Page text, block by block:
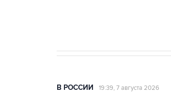
В РОССИИ 19:39, 7 августа 2026